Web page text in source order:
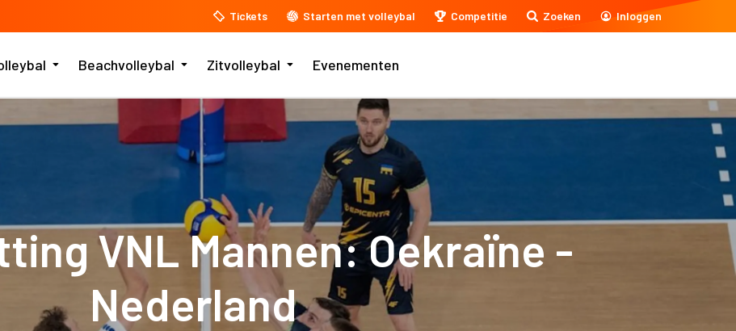
Tickets Starten met volleybal Competitie Zoeken Inloggen
Beachvolleybal Zitvolleybal Evenementen
VNL Mannen: Oekraïne -
Nederland